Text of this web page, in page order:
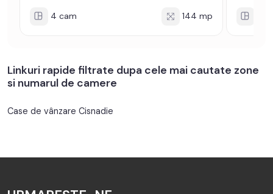
4 cam 144 mp
Linkuri rapide filtrate dupa cele mai cautate zone
si numarul de camere
Case de vânzare Cisnadie